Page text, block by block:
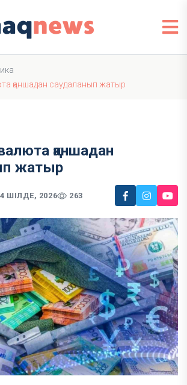
қаншадан саудаланып жатыр
қаншадан
жатыр
4 ШІЛДЕ, 2026 263